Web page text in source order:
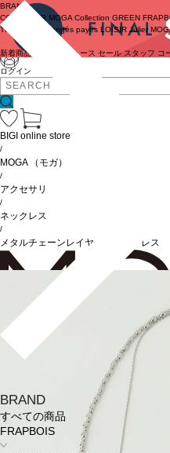
ログイン
BRAND
COUTURIER MOGA Collection GREEN
TRISTESSE
congés payés LOISIR Julier
新着商品 ニュース セール スタッフ コ
BRAND
すべての商品
FRAPBOIS
BIGI online store
/
MOGA （モガ）
/
アクセサリ
/
ネックレス
/
メタルチェーンレイヤードネックレス